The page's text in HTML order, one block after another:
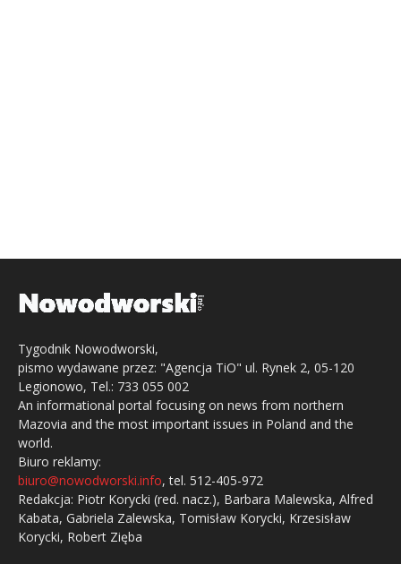
Tygodnik Nowodworski,
pismo wydawane przez: "Agencja TiO" ul. Rynek 2, 05-120
Legionowo, Tel.: 733 055 002
An informational portal focusing on news from northern
Mazovia and the most important issues in Poland and the
world.
Biuro reklamy:
biuro@nowodworski.info, tel. 512-405-972
Redakcja: Piotr Korycki (red. nacz.), Barbara Malewska, Alfred
Kabata, Gabriela Zalewska, Tomisław Korycki, Krzesisław
Korycki, Robert Zięba